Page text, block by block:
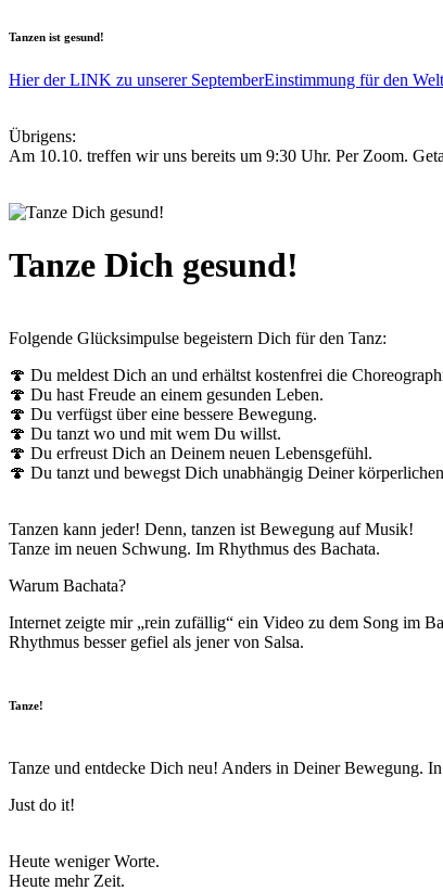
Tanzen ist gesund!
Hier der LINK zu unserer SeptemberEinstimmung für den
Übrigens:
Am 10.10. treffen wir uns bereits um 9:30 Uhr. Per Zoom.
Tanze Dich gesund!
Folgende Glücksimpulse begeistern Dich für den Tanz:
🍄 Du meldest Dich an und erhältst kostenfrei die
🍄 Du hast Freude an einem gesunden Leben.
🍄 Du verfügst über eine bessere Bewegung.
🍄 Du tanzt wo und mit wem Du willst.
🍄 Du erfreust Dich an Deinem neuen Lebensgefühl.
🍄 Du tanzt und bewegst Dich unabhängig Deiner
Tanzen kann jeder! Denn, tanzen ist Bewegung auf Musik!
Tanze im neuen Schwung. Im Rhythmus des Bachata.
Warum Bachata?
Internet zeigte mir „rein zufällig“ ein Video zu dem Song im
Rhythmus besser gefiel als jener von Salsa.
Tanze!
Tanze und entdecke Dich neu! Anders in Deiner Bewegung.
Just do it!
Heute weniger Worte.
Heute mehr Zeit.